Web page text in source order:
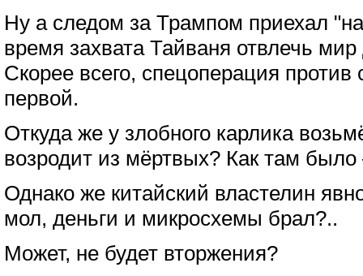
Ну а следом за Трампом приехал
время захвата Тайваня отвлечь
Скорее всего, спецоперация против
первой.
Откуда же у злобного карлика
возродит из мёртвых? Как там было
Однако же китайский властелин
мол, деньги и микросхемы брал?..
Может, не будет вторжения?